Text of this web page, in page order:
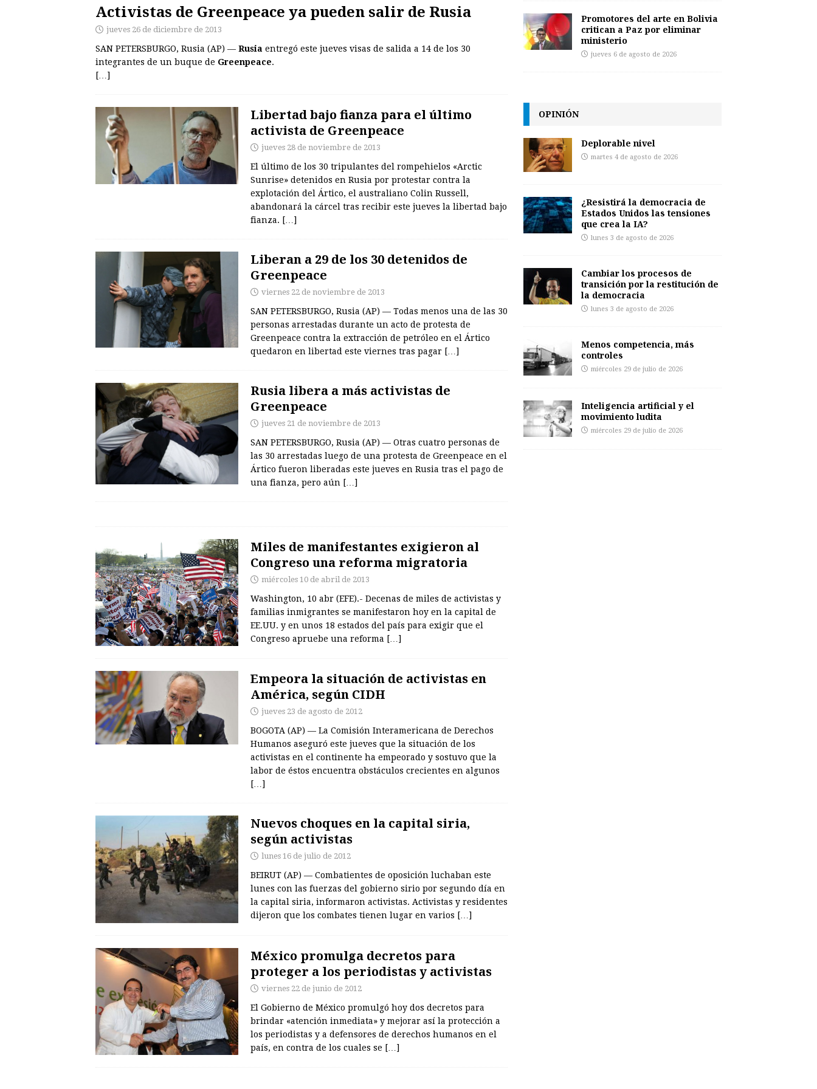
Activistas de Greenpeace ya pueden salir de Rusia
jueves 26 de diciembre de 2013
SAN PETERSBURGO, Rusia (AP) — Rusia entregó este jueves visas de salida a 14 de los 30
integrantes de un buque de Greenpeace.
[…]
Libertad bajo fianza para el último
activista de Greenpeace
jueves 28 de noviembre de 2013
El último de los 30 tripulantes del rompehielos «Arctic
Sunrise» detenidos en Rusia por protestar contra la
explotación del Ártico, el australiano Colin Russell,
abandonará la cárcel tras recibir este jueves la libertad bajo
fianza. […]
Liberan a 29 de los 30 detenidos de
Greenpeace
viernes 22 de noviembre de 2013
SAN PETERSBURGO, Rusia (AP) — Todas menos una de las 30
personas arrestadas durante un acto de protesta de
Greenpeace contra la extracción de petróleo en el Ártico
quedaron en libertad este viernes tras pagar […]
Rusia libera a más activistas de
Greenpeace
jueves 21 de noviembre de 2013
SAN PETERSBURGO, Rusia (AP) — Otras cuatro personas de
las 30 arrestadas luego de una protesta de Greenpeace en el
Ártico fueron liberadas este jueves en Rusia tras el pago de
una fianza, pero aún […]
Miles de manifestantes exigieron al
Congreso una reforma migratoria
miércoles 10 de abril de 2013
Washington, 10 abr (EFE).- Decenas de miles de activistas y
familias inmigrantes se manifestaron hoy en la capital de
EE.UU. y en unos 18 estados del país para exigir que el
Congreso apruebe una reforma […]
Empeora la situación de activistas en
América, según CIDH
jueves 23 de agosto de 2012
BOGOTA (AP) — La Comisión Interamericana de Derechos
Humanos aseguró este jueves que la situación de los
activistas en el continente ha empeorado y sostuvo que la
labor de éstos encuentra obstáculos crecientes en algunos
[…]
Nuevos choques en la capital siria,
según activistas
lunes 16 de julio de 2012
BEIRUT (AP) — Combatientes de oposición luchaban este
lunes con las fuerzas del gobierno sirio por segundo día en
la capital siria, informaron activistas. Activistas y residentes
dijeron que los combates tienen lugar en varios […]
México promulga decretos para
proteger a los periodistas y activistas
viernes 22 de junio de 2012
El Gobierno de México promulgó hoy dos decretos para
brindar «atención inmediata» y mejorar así la protección a
los periodistas y a defensores de derechos humanos en el
país, en contra de los cuales se […]
Promotores del arte en Bolivia
critican a Paz por eliminar
ministerio
jueves 6 de agosto de 2026
OPINIÓN
Deplorable nivel
martes 4 de agosto de 2026
¿Resistirá la democracia de
Estados Unidos las tensiones
que crea la IA?
lunes 3 de agosto de 2026
Cambiar los procesos de
transición por la restitución de
la democracia
lunes 3 de agosto de 2026
Menos competencia, más
controles
miércoles 29 de julio de 2026
Inteligencia artificial y el
movimiento ludita
miércoles 29 de julio de 2026